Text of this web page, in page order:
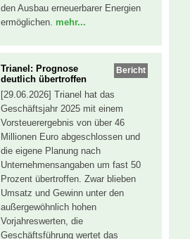
den Ausbau erneuerbarer Energien
ermöglichen. mehr...
Bericht
Trianel: Prognose
deutlich übertroffen
[29.06.2026] Trianel hat das
Geschäftsjahr 2025 mit einem
Vorsteuerergebnis von über 46
Millionen Euro abgeschlossen und
die eigene Planung nach
Unternehmensangaben um fast 50
Prozent übertroffen. Zwar blieben
Umsatz und Gewinn unter den
außergewöhnlich hohen
Vorjahreswerten, die
Geschäftsführung wertet das